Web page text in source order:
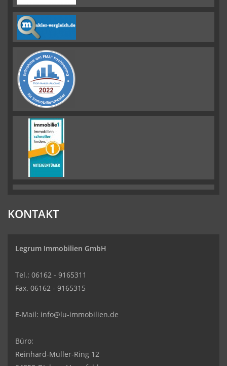
KONTAKT
Legrum Immobilien GmbH
Tel.: 06162 - 9165311
Fax. 06162 - 9165315
E-Mail: info@lu-immobilien.de
Büro:
Reinhard-Müller-Ring 12